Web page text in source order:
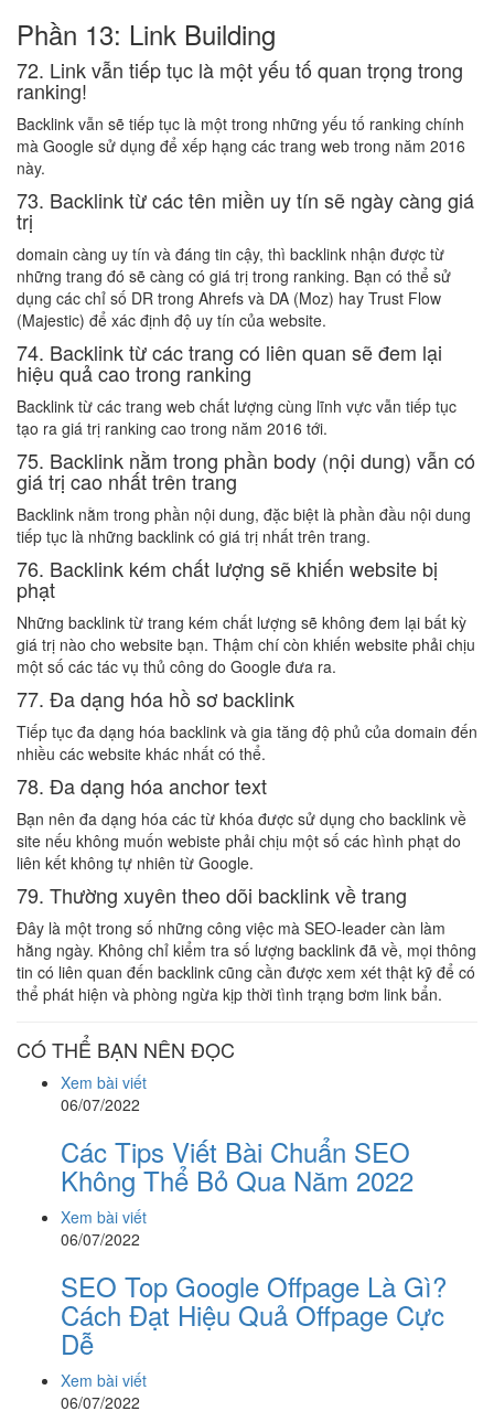
Phần 13: Link Building
72. Link vẫn tiếp tục là một yếu tố quan trọng trong
ranking!
Backlink vẫn sẽ tiếp tục là một trong những yếu tố ranking chính
mà Google sử dụng để xếp hạng các trang web trong năm 2016
này.
73. Backlink từ các tên miền uy tín sẽ ngày càng giá
trị
domain càng uy tín và đáng tin cậy, thì backlink nhận được từ
những trang đó sẽ càng có giá trị trong ranking. Bạn có thể sử
dụng các chỉ số DR trong Ahrefs và DA (Moz) hay Trust Flow
(Majestic) để xác định độ uy tín của website.
74. Backlink từ các trang có liên quan sẽ đem lại
hiệu quả cao trong ranking
Backlink từ các trang web chất lượng cùng lĩnh vực vẫn tiếp tục
tạo ra giá trị ranking cao trong năm 2016 tới.
75. Backlink nằm trong phần body (nội dung) vẫn có
giá trị cao nhất trên trang
Backlink nằm trong phần nội dung, đặc biệt là phần đầu nội dung
tiếp tục là những backlink có giá trị nhất trên trang.
76. Backlink kém chất lượng sẽ khiến website bị
phạt
Những backlink từ trang kém chất lượng sẽ không đem lại bất kỳ
giá trị nào cho website bạn. Thậm chí còn khiến website phải chịu
một số các tác vụ thủ công do Google đưa ra.
77. Đa dạng hóa hồ sơ backlink
Tiếp tục đa dạng hóa backlink và gia tăng độ phủ của domain đến
nhiều các website khác nhất có thể.
78. Đa dạng hóa anchor text
Bạn nên đa dạng hóa các từ khóa được sử dụng cho backlink về
site nếu không muốn webiste phải chịu một số các hình phạt do
liên kết không tự nhiên từ Google.
79. Thường xuyên theo dõi backlink về trang
Đây là một trong số những công việc mà SEO-leader càn làm
hằng ngày. Không chỉ kiểm tra số lượng backlink đã về, mọi thông
tin có liên quan đến backlink cũng cần được xem xét thật kỹ để có
thể phát hiện và phòng ngừa kịp thời tình trạng bơm link bẩn.
CÓ THỂ BẠN NÊN ĐỌC
Xem bài viết
06/07/2022
Các Tips Viết Bài Chuẩn SEO
Không Thể Bỏ Qua Năm 2022
Xem bài viết
06/07/2022
SEO Top Google Offpage Là Gì?
Cách Đạt Hiệu Quả Offpage Cực
Dễ
Xem bài viết
06/07/2022